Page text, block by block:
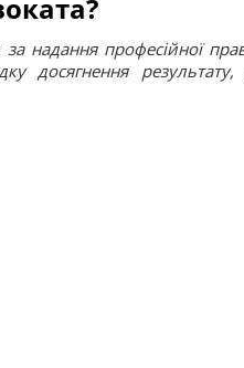
надання професійної
досягнення